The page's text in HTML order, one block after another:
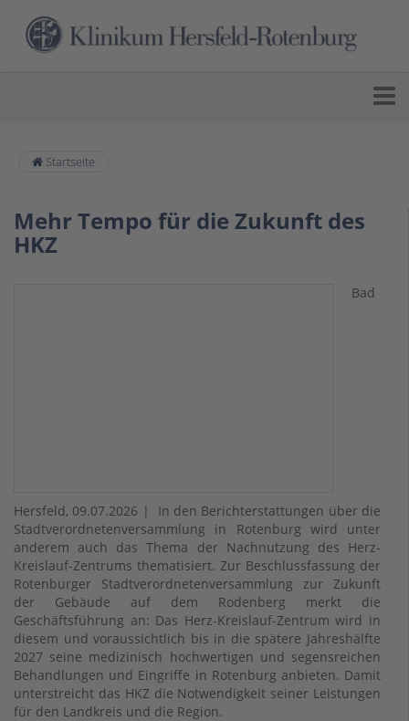
Startseite
Mehr Tempo für die Zukunft des
HKZ
Bad
Hersfeld, 09.07.2026 | In den Berichterstattungen über die
Stadtverordnetenversammlung in Rotenburg wird unter
anderem auch das Thema der Nachnutzung des Herz-
Kreislauf-Zentrums thematisiert. Zur Beschlussfassung der
Rotenburger Stadtverordnetenversammlung zur Zukunft
der Gebäude auf dem Rodenberg merkt die
Geschäftsführung an: Das Herz-Kreislauf-Zentrum wird in
diesem und voraussichtlich bis in die spätere Jahreshälfte
2027 seine medizinisch hochwertigen und segensreichen
Behandlungen und Eingriffe in Rotenburg anbieten. Damit
unterstreicht das HKZ die Notwendigkeit seiner Leistungen
für den Landkreis und die Region.